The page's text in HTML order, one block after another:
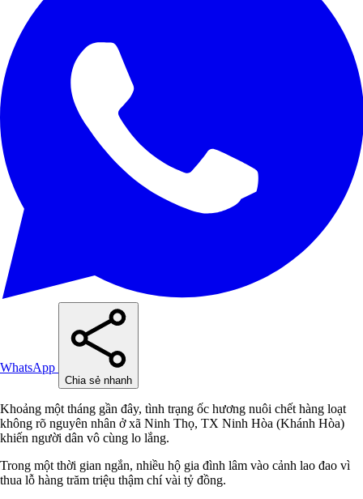
WhatsApp
Chia sẻ nhanh
Khoảng một tháng gần đây, tình trạng ốc hương nuôi chết hàng loạt
không rõ nguyên nhân ở xã Ninh Thọ, TX Ninh Hòa (Khánh Hòa)
khiến người dân vô cùng lo lắng.
Trong một thời gian ngắn, nhiều hộ gia đình lâm vào cảnh lao đao vì
thua lỗ hàng trăm triệu thậm chí vài tỷ đồng.